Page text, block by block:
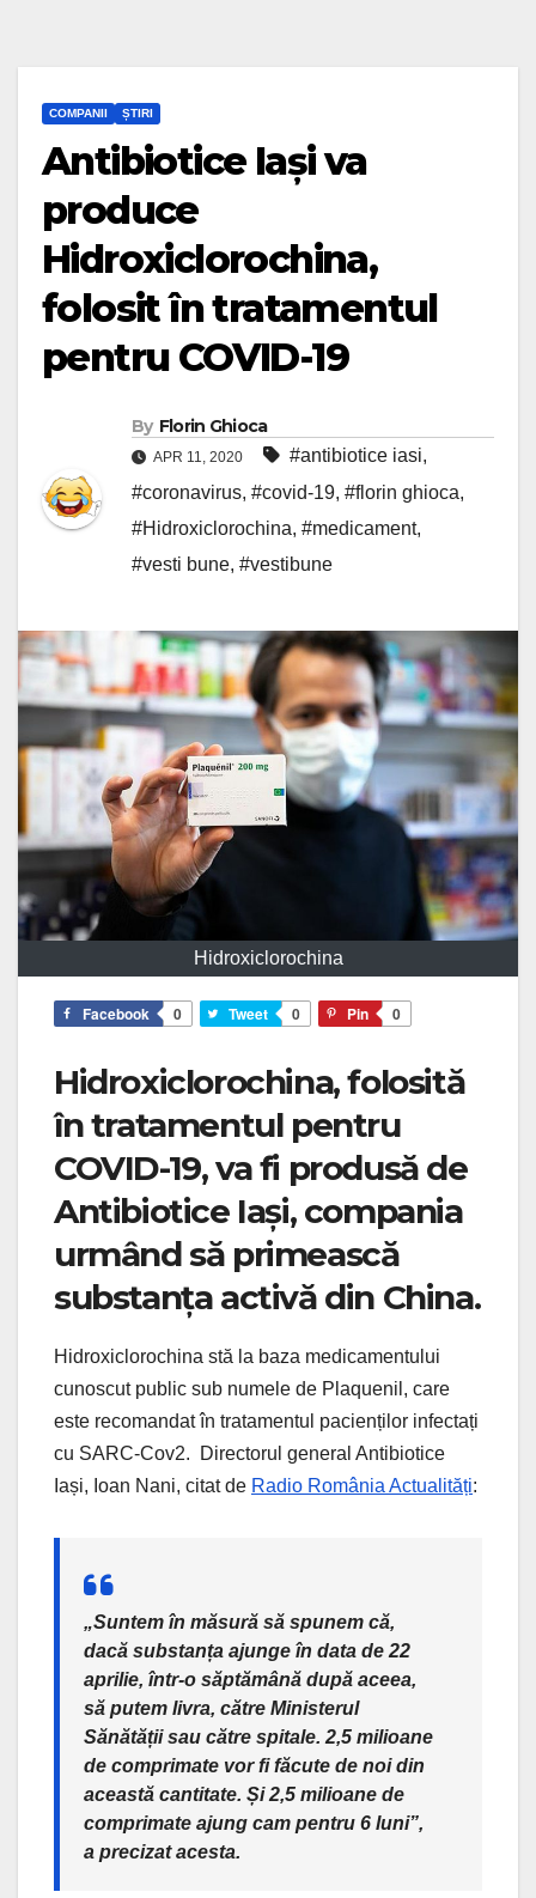
COMPANII ȘTIRI
Antibiotice Iași va
produce
Hidroxiclorochina,
folosit în tratamentul
pentru COVID-19
By Florin Ghioca
APR 11, 2020 #antibiotice iasi,
#coronavirus, #covid-19, #florin ghioca,
#Hidroxiclorochina, #medicament,
#vesti bune, #vestibune
Hidroxiclorochina
Facebook 0 Tweet 0 Pin 0
Hidroxiclorochina, folosită
în tratamentul pentru
COVID-19, va fi produsă de
Antibiotice Iași, compania
urmând să primească
substanța activă din China.
Hidroxiclorochina stă la baza medicamentului
cunoscut public sub numele de Plaquenil, care
este recomandat în tratamentul pacienților infectați
cu SARC-Cov2. Directorul general Antibiotice
Iași, Ioan Nani, citat de Radio România Actualități:
„Suntem în măsură să spunem că,
dacă substanța ajunge în data de 22
aprilie, într-o săptămână după aceea,
să putem livra, către Ministerul
Sănătății sau către spitale. 2,5 milioane
de comprimate vor fi făcute de noi din
această cantitate. Și 2,5 milioane de
comprimate ajung cam pentru 6 luni”,
a precizat acesta.